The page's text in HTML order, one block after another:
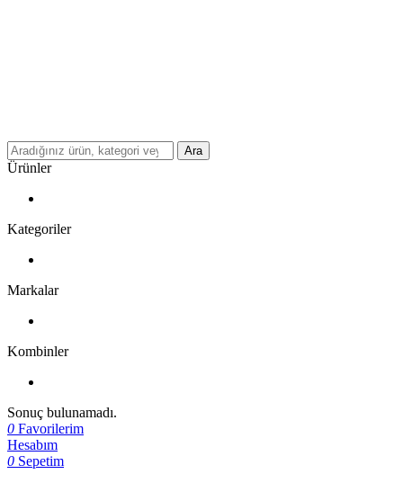
Ara
Ürünler
Kategoriler
Markalar
Kombinler
Sonuç bulunamadı.
0 Favorilerim
Hesabım
0 Sepetim